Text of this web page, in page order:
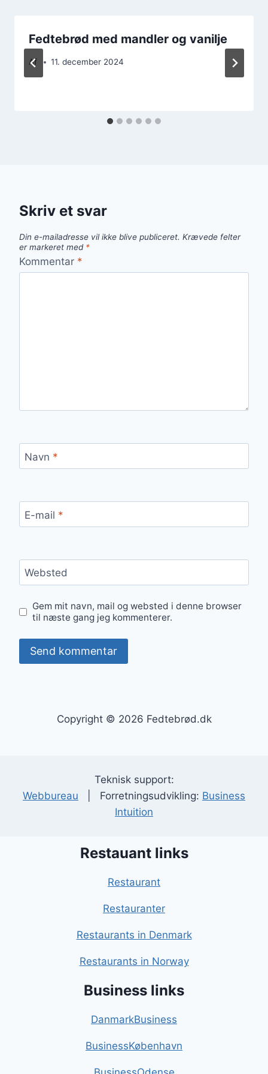
Fedtebrød med mandler og vanilje
Af 11. december 2024
Skriv et svar
Din e-mailadresse vil ikke blive publiceret. Krævede felter
er markeret med *
Kommentar *
Navn *
E-mail *
Websted
Gem mit navn, mail og websted i denne browser
til næste gang jeg kommenterer.
Copyright © 2026 Fedtebrød.dk
Teknisk support:
Webbureau | Forretningsudvikling: Business
Intuition
Restauant links
Restaurant
Restauranter
Restaurants in Denmark
Restaurants in Norway
Business links
DanmarkBusiness
BusinessKøbenhavn